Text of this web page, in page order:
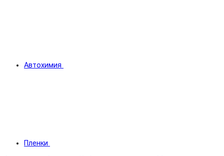
Автохимия
Пленки